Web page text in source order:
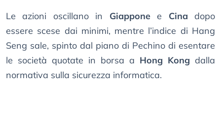
Le azioni oscillano in Giapponee Cina dopo
essere scese dai minimi, mentre l’indice di Hang
Seng sale, spinto dal piano di Pechino di esentare
le società quotate in borsa a Hong Kong dalla
normativa sulla sicurezza informatica.